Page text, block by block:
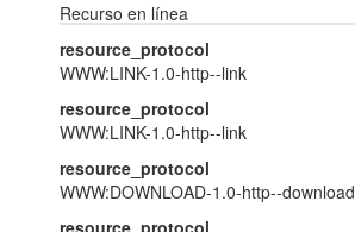
Recurso en línea
resource_protocol
WWW:LINK-1.0-http--link
resource_protocol
WWW:LINK-1.0-http--link
resource_protocol
WWW:DOWNLOAD-1.0-http--download
resource_protocol